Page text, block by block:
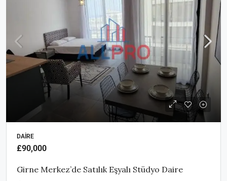
DAIRE
£90,000
Girne Merkez’de Satılık Eşyalı Stüdyo Daire